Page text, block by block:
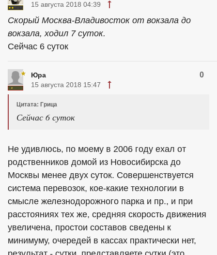
15 августа 2018 04:39
Скорый Москва-Владивосток от вокзала до
вокзала, ходил 7 суток.
Сейчас 6 суток
Юра 0
15 августа 2018 15:47
Цитата: Грица
Сейчас 6 суток
Не удивлюсь, по моему в 2006 году ехал от
родственников домой из Новосибирска до
Москвы менее двух суток. Совершенствуется
система перевозок, кое-какие технологии в
смысле железнодорожного парка и пр., и при
расстояниях тех же, средняя скорость движения
увеличена, простои составов сведены к
минимуму, очередей в кассах практически нет,